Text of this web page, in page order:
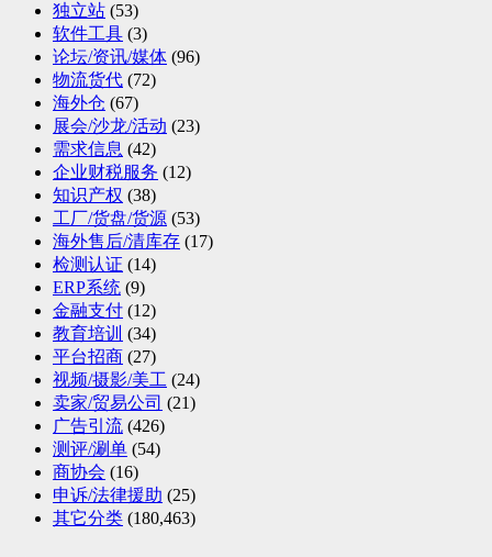
独立站 (53)
软件工具 (3)
论坛/资讯/媒体 (96)
物流货代 (72)
海外仓 (67)
展会/沙龙/活动 (23)
需求信息 (42)
企业财税服务 (12)
知识产权 (38)
工厂/货盘/货源 (53)
海外售后/清库存 (17)
检测认证 (14)
ERP系统 (9)
金融支付 (12)
教育培训 (34)
平台招商 (27)
视频/摄影/美工 (24)
卖家/贸易公司 (21)
广告引流 (426)
测评/涮单 (54)
商协会 (16)
申诉/法律援助 (25)
其它分类 (180,463)